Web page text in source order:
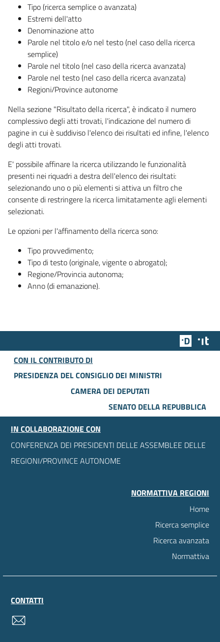
Tipo (ricerca semplice o avanzata)
Estremi dell'atto
Denominazione atto
Parole nel titolo e/o nel testo (nel caso della ricerca
semplice)
Parole nel titolo (nel caso della ricerca avanzata)
Parole nel testo (nel caso della ricerca avanzata)
Regioni/Province autonome
Nella sezione "Risultato della ricerca", è indicato il numero
complessivo degli atti trovati, l'indicazione del numero di
pagine in cui è suddiviso l'elenco dei risultati ed infine, l'elenco
degli atti trovati.
E' possibile affinare la ricerca utilizzando le funzionalità
presenti nei riquadri a destra dell'elenco dei risultati:
selezionando uno o più elementi si attiva un filtro che
consente di restringere la ricerca limitatamente agli elementi
selezionati.
Le opzioni per l'affinamento della ricerca sono:
Tipo provvedimento;
Tipo di testo (originale, vigente o abrogato);
Regione/Provincia autonoma;
Anno (di emanazione).
Team
CON IL CONTRIBUTO DI
PRESIDENZA DEL CONSIGLIO DEI MINISTRI
CAMERA DEI DEPUTATI
SENATO DELLA REPUBBLICA
IN COLLABORAZIONE CON
CONFERENZA DEI PRESIDENTI DELLE ASSEMBLEE DELLE
REGIONI/PROVINCE AUTONOME
NORMATTIVA REGIONI
Home
Ricerca semplice
Ricerca avanzata
Normattiva
CONTATTI